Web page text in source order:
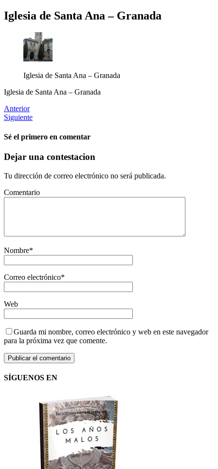
Iglesia de Santa Ana – Granada
Iglesia de Santa Ana – Granada
Iglesia de Santa Ana – Granada
Anterior
Siguiente
Sé el primero en comentar
Dejar una contestacion
Tu dirección de correo electrónico no será publicada.
Comentario
Nombre*
Correo electrónico*
Web
Guarda mi nombre, correo electrónico y web en este navegador
para la próxima vez que comente.
SÍGUENOS EN